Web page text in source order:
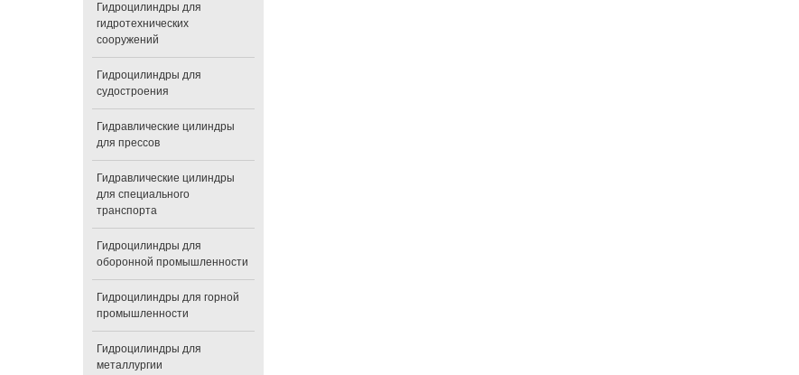
Гидроцилиндры для
гидротехнических
сооружений
Гидроцилиндры для
судостроения
Гидравлические цилиндры
для прессов
Гидравлические цилиндры
для специального
транспорта
Гидроцилиндры для
оборонной промышленности
Гидроцилиндры для горной
промышленности
Гидроцилиндры для
металлургии